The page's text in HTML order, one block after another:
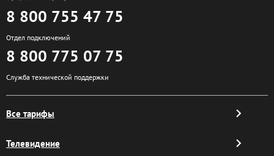
8 800 755 47 75
Отдел подключений
8 800 775 07 75
Служба технической поддержки
Все тарифы
Телевидение